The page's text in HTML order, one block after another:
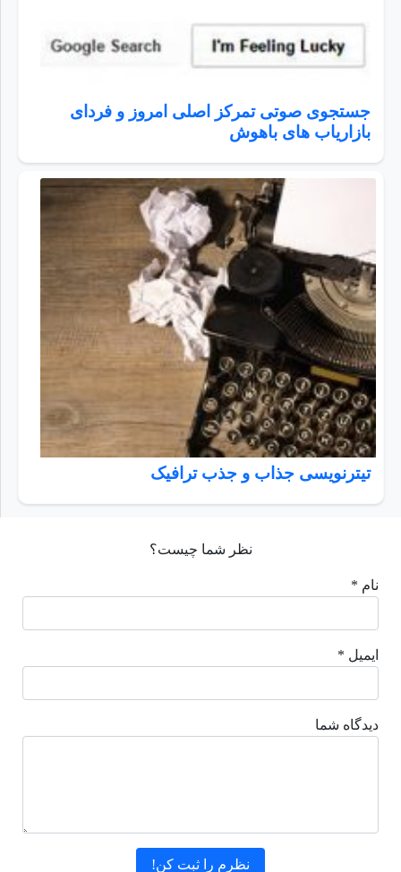
جستجوی صوتی تمرکز اصلی امروز و فردای
بازاریاب های باهوش
تیترنویسی جذاب و جذب ترافیک
نظر شما چیست؟
نام *
ایمیل *
دیدگاه شما